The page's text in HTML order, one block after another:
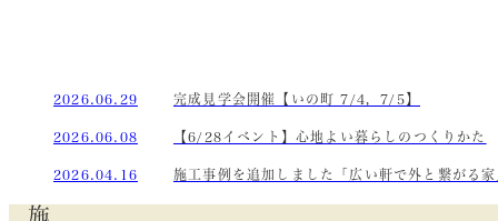
2026.06.29 完成見学会開催【いの町 7/4，7/5】
2026.06.08 【6/28イベント】心地よい暮らしのつくりかた
2026.04.16 施工事例を追加しました「広い軒で外と繋がる